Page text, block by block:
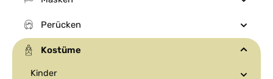
Perücken
Kostüme
Kinder